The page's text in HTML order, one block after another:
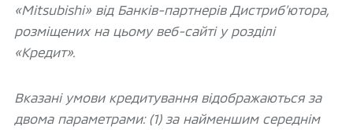
«Mitsubishi» від Банків-партнерів Дистриб’ютора,
розміщених на цьому веб-сайті у розділі
«Кредит».
Вказані умови кредитування відображаються за
двома параметрами: (1) за найменшим середнім